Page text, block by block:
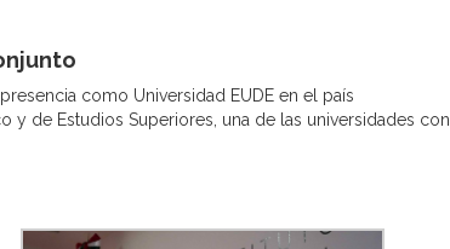
como Universidad EUDE en el país
y de Estudios Superiores, una de las universidades con